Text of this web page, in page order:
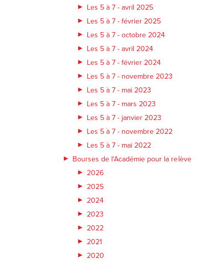
Les 5 à 7 - avril 2025
Les 5 à 7 - février 2025
Les 5 à 7 - octobre 2024
Les 5 à 7 - avril 2024
Les 5 à 7 - février 2024
Les 5 à 7 - novembre 2023
Les 5 à 7 - mai 2023
Les 5 à 7 - mars 2023
Les 5 à 7 - janvier 2023
Les 5 à 7 - novembre 2022
Les 5 à 7 - mai 2022
Bourses de l'Académie pour la relève
2026
2025
2024
2023
2022
2021
2020